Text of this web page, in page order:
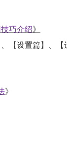
巧介绍》
设置篇】、【
》